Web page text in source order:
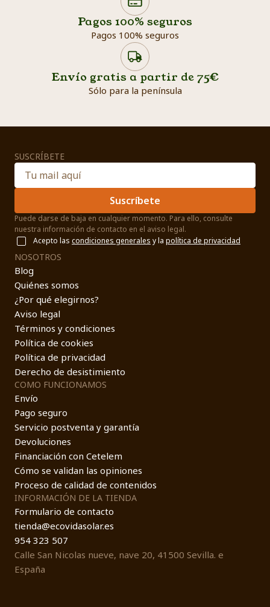
Pagos 100% seguros
Pagos 100% seguros
Envío gratis a partir de 75€
Sólo para la península
SUSCRÍBETE
Suscríbete
Puede darse de baja en cualquier momento. Para ello, consulte
nuestra información de contacto en el aviso legal.
Acepto las condiciones generales y la política de privacidad
NOSOTROS
Blog
Quiénes somos
¿Por qué elegirnos?
Aviso legal
Términos y condiciones
Política de cookies
Política de privacidad
Derecho de desistimiento
COMO FUNCIONAMOS
Envío
Pago seguro
Servicio postventa y garantía
Devoluciones
Financiación con Cetelem
Cómo se validan las opiniones
Proceso de calidad de contenidos
INFORMACIÓN DE LA TIENDA
Formulario de contacto
tienda@ecovidasolar.es
954 323 507
Calle San Nicolas nueve, nave 20, 41500 Sevilla. e
España